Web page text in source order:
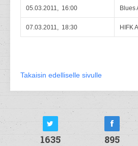
05.03.2011, 16:00 Blues
07.03.2011, 18:30 HIFK
Takaisin edelliselle sivulle
1635 895